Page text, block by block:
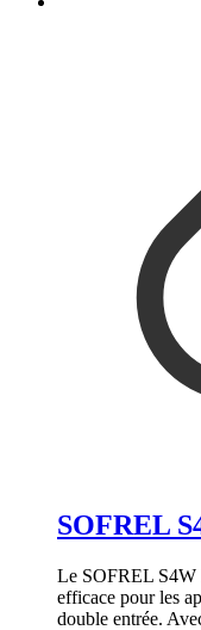
SOFREL
Le SOFREL S4W
efficace pour les
double entrée.